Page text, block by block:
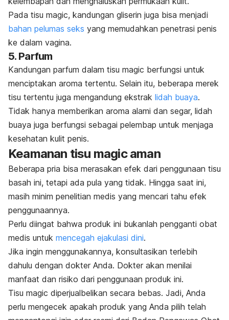
Pada tisu magic, kandungan gliserin juga bisa menjadi
bahan pelumas seks yang memudahkan penetrasi penis
ke dalam vagina.
5. Parfum
Kandungan parfum dalam tisu magic berfungsi untuk
menciptakan aroma tertentu. Selain itu, beberapa merek
tisu tertentu juga mengandung ekstrak lidah buaya.
Tidak hanya memberikan aroma alami dan segar, lidah
buaya juga berfungsi sebagai pelembap untuk menjaga
kesehatan kulit penis.
Keamanan tisu magicaman
Beberapa pria bisa merasakan efek dari penggunaan tisu
basah ini, tetapi ada pula yang tidak. Hingga saat ini,
masih minim penelitian medis yang mencari tahu efek
penggunaannya.
Perlu diingat bahwa produk ini bukanlah pengganti obat
medis untuk mencegah ejakulasi dini.
Jika ingin menggunakannya, konsultasikan terlebih
dahulu dengan dokter Anda. Dokter akan menilai
manfaat dan risiko dari penggunaan produk ini.
Tisu magic diperjualbelikan secara bebas. Jadi, Anda
perlu mengecek apakah produk yang Anda pilih telah